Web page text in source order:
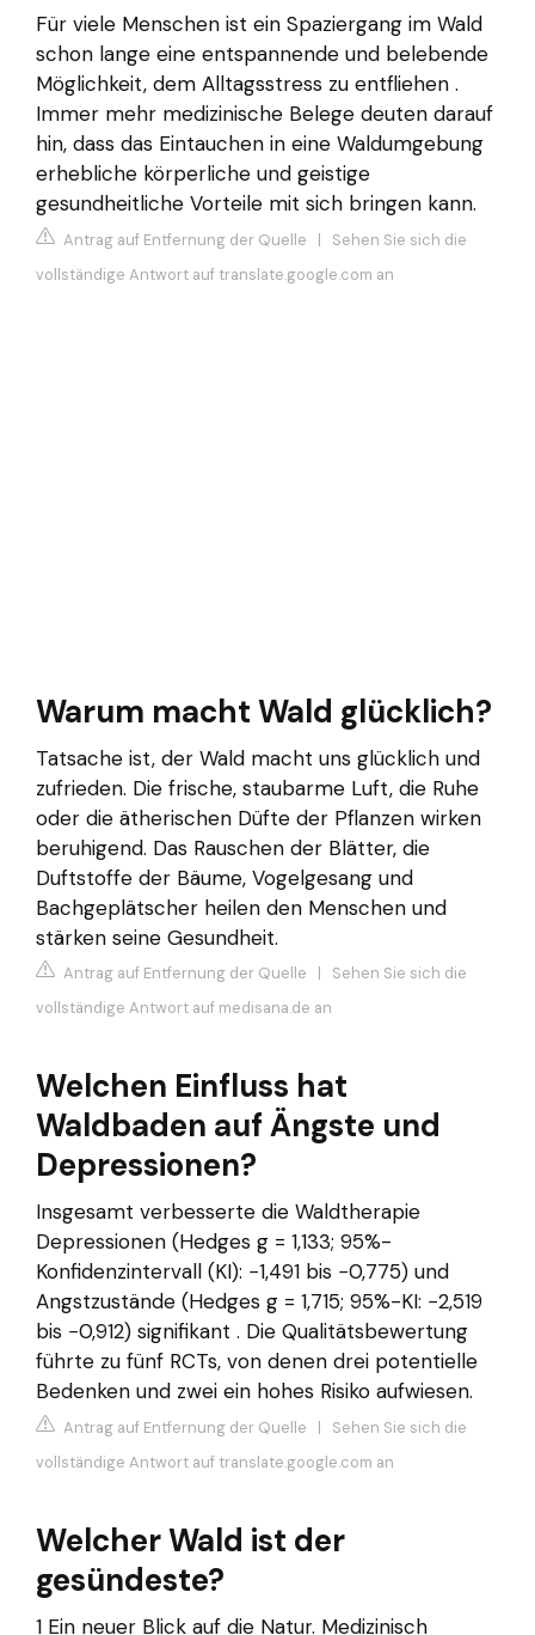
Für viele Menschen ist ein Spaziergang im Wald
schon lange eine entspannende und belebende
Möglichkeit, dem Alltagsstress zu entfliehen .
Immer mehr medizinische Belege deuten darauf
hin, dass das Eintauchen in eine Waldumgebung
erhebliche körperliche und geistige
gesundheitliche Vorteile mit sich bringen kann.
Antrag auf Entfernung der Quelle | Sehen Sie sich die
vollständige Antwort auf translate.google.com an
Warum macht Wald glücklich?
Tatsache ist, der Wald macht uns glücklich und
zufrieden. Die frische, staubarme Luft, die Ruhe
oder die ätherischen Düfte der Pflanzen wirken
beruhigend. Das Rauschen der Blätter, die
Duftstoffe der Bäume, Vogelgesang und
Bachgeplätscher heilen den Menschen und
stärken seine Gesundheit.
Antrag auf Entfernung der Quelle | Sehen Sie sich die
vollständige Antwort auf medisana.de an
Welchen Einfluss hat
Waldbaden auf Ängste und
Depressionen?
Insgesamt verbesserte die Waldtherapie
Depressionen (Hedges g = 1,133; 95%-
Konfidenzintervall (KI): −1,491 bis −0,775) und
Angstzustände (Hedges g = 1,715; 95%-KI: −2,519
bis −0,912) signifikant . Die Qualitätsbewertung
führte zu fünf RCTs, von denen drei potentielle
Bedenken und zwei ein hohes Risiko aufwiesen.
Antrag auf Entfernung der Quelle | Sehen Sie sich die
vollständige Antwort auf translate.google.com an
Welcher Wald ist der
gesündeste?
1 Ein neuer Blick auf die Natur. Medizinisch